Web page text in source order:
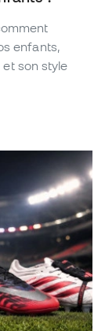
enfants,
et son style